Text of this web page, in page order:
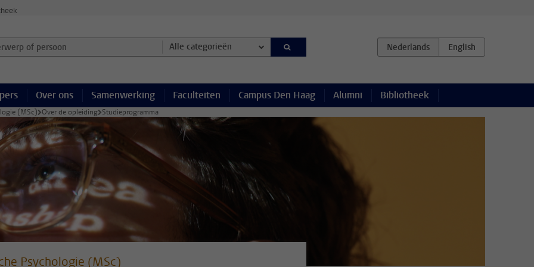
of persoon en selecteer categorie Alle categorieën
Over ons Samenwerking Faculteiten Campus Den Haag Alumni Bibliotheek
(MSc) Over de opleiding Studieprogramma
Psychologie (MSc)